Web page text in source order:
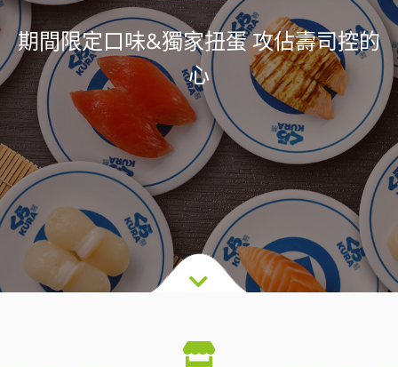
期間限定口味&獨家扭蛋 攻佔壽司控的
心